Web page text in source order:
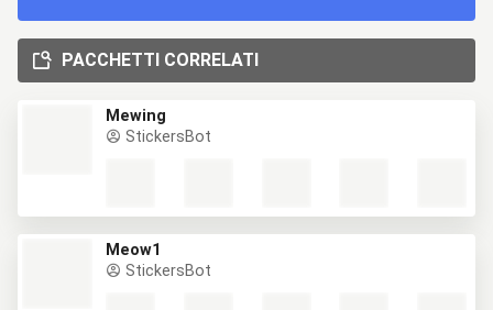
PACCHETTI CORRELATI
Mewing
StickersBot
Meow1
StickersBot